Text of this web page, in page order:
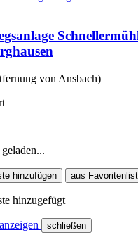
von Ansbach)
hinzufügen aus
hinzugefügt
schließen